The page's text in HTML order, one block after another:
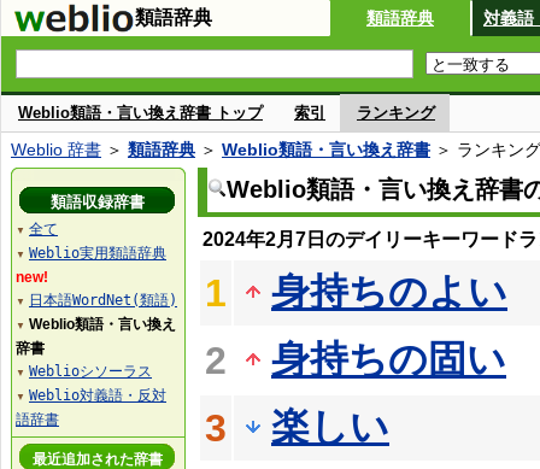
類語辞典 類語辞典 対義語
Weblio類語・言い換え辞書 トップ 索引 ランキング
Weblio 辞書 ＞ 類語辞典 ＞ Weblio類語・言い換え辞書 ＞ ランキング
Weblio類語・言い換え辞書
2024年2月7日のデイリーキーワード
1
身持ちのよい
2
身持ちの固い
3
楽しい
類語収録辞書
▼ 全て
▼ Weblio実用類語辞典
new!
▼ 日本語WordNet(類語)
▼ Weblio類語・言い換え
辞書
▼ Weblioシソーラス
▼ Weblio対義語・反対
語辞書
最近追加された辞書